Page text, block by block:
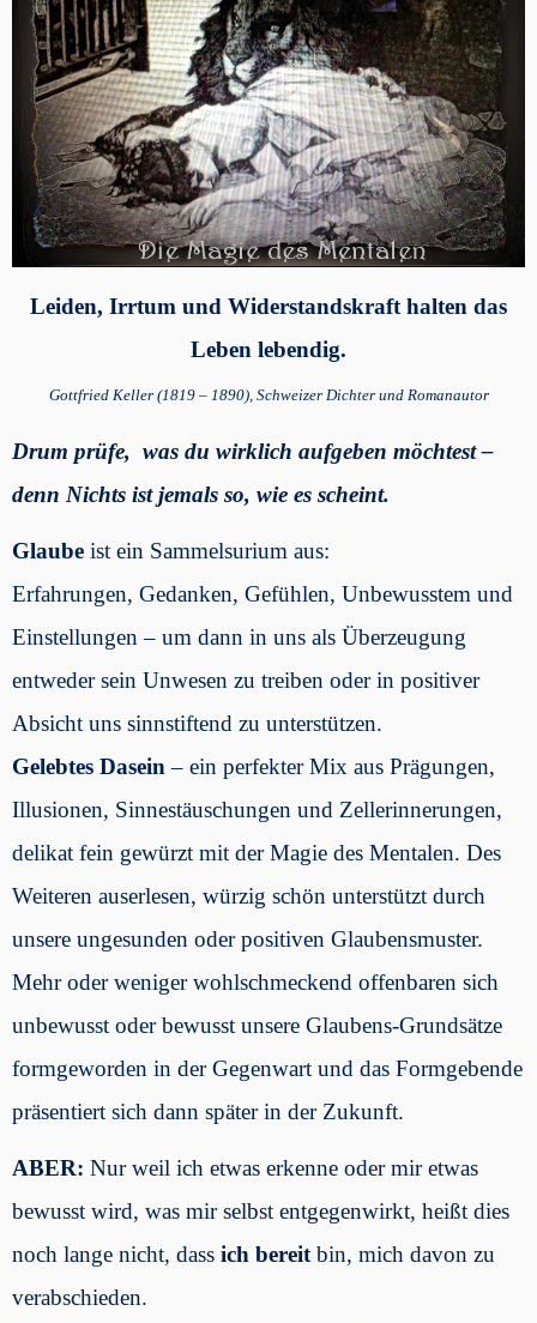
Leiden, Irrtum und Widerstandskraft halten das
Leben lebendig.
Gottfried Keller (1819 – 1890), Schweizer Dichter und Romanautor
Drum prüfe, was du wirklich aufgeben möchtest –
denn Nichts ist jemals so, wie es scheint.
Glaube ist ein Sammelsurium aus:
Erfahrungen, Gedanken, Gefühlen, Unbewusstem und
Einstellungen – um dann in uns als Überzeugung
entweder sein Unwesen zu treiben oder in positiver
Absicht uns sinnstiftend zu unterstützen.
Gelebtes Dasein – ein perfekter Mix aus Prägungen,
Illusionen, Sinnestäuschungen und Zellerinnerungen,
delikat fein gewürzt mit der Magie des Mentalen. Des
Weiteren auserlesen, würzig schön unterstützt durch
unsere ungesunden oder positiven Glaubensmuster.
Mehr oder weniger wohlschmeckend offenbaren sich
unbewusst oder bewusst unsere Glaubens-Grundsätze
formgeworden in der Gegenwart und das Formgebende
präsentiert sich dann später in der Zukunft.
ABER: Nur weil ich etwas erkenne oder mir etwas
bewusst wird, was mir selbst entgegenwirkt, heißt dies
noch lange nicht, dass ich bereit bin, mich davon zu
verabschieden.